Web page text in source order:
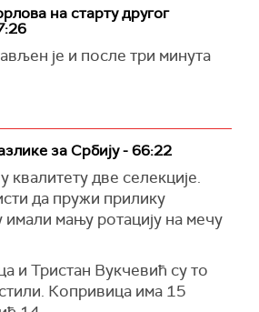
на старту другог
је и после три минута
за Србију - 66:22
квалитету две селекције.
да пружи прилику
имали мању ротацију на мечу
и Тристан Вукчевић су то
Копривица има 15